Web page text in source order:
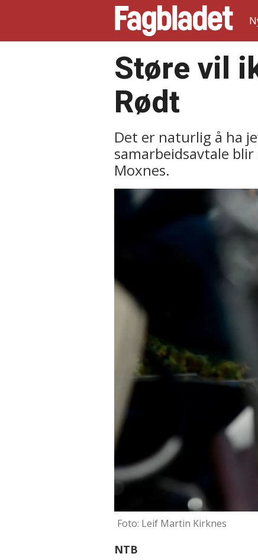
Støre vil
Rødt
Det er naturlig å ha
samarbeidsavtale
Moxnes.
Foto: Leif Martin Kirknes
NTB